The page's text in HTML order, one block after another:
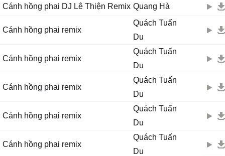
Cánh hồng phai DJ Lê Thiện Remix Quang Hà
Cánh hồng phai remix
Quách Tuấn
Du
Cánh hồng phai remix
Quách Tuấn
Du
Cánh hồng phai remix
Quách Tuấn
Du
Cánh hồng phai remix
Quách Tuấn
Du
Cánh hồng phai remix
Quách Tuấn
Du